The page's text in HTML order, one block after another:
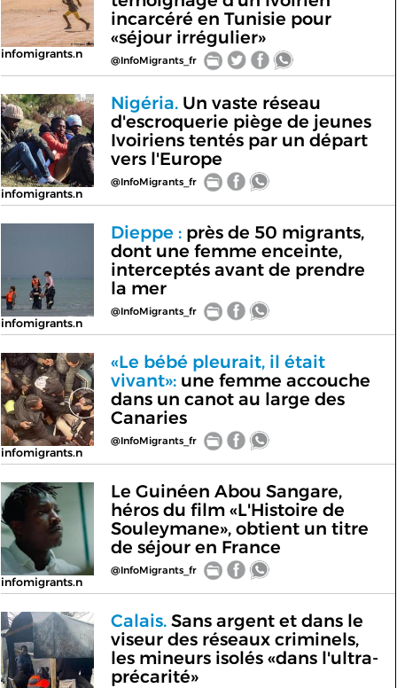
infomigrants.n
incarcéré en Tunisie pour
«séjour irrégulier»
@InfoMigrants_fr
infomigrants.n
Nigéria.Un vaste réseau
d'escroquerie piège de jeunes
Ivoiriens tentés par un départ
vers l'Europe
@InfoMigrants_fr
infomigrants.n
Dieppe :près de 50 migrants,
dont une femme enceinte,
interceptés avant de prendre
la mer
@InfoMigrants_fr
infomigrants.n
«Le bébé pleurait, il était
vivant»:une femme accouche
dans un canot au large des
Canaries
@InfoMigrants_fr
infomigrants.n
Le Guinéen Abou Sangare,
héros du film «L'Histoire de
Souleymane», obtient un titre
de séjour en France
@InfoMigrants_fr
Calais.Sans argent et dans le
viseur des réseaux criminels,
les mineurs isolés «dans l'ultra-
précarité»